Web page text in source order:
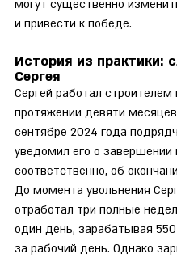
могут существенно
и привести к победе.
История из практики:
Сергея
Сергей работал строителем
протяжении девяти
сентябре 2024 года
уведомил его о завершении
соответственно, об
До момента увольнения
отработал три полные
один день, зарабатывая
за рабочий день. Однако